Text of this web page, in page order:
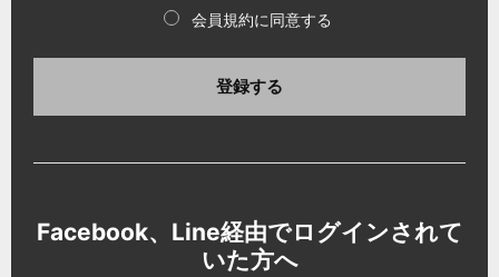
会員規約に同意する
登録する
Facebook、Line経由でログインされて
いた方へ